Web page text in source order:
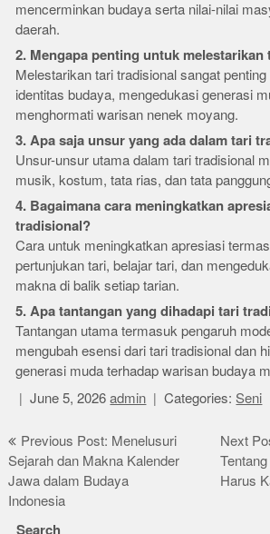
mencerminkan budaya serta nilai-nilai
daerah.
2. Mengapa penting untuk
Melestarikan tari tradisional sangat
identitas budaya, mengedukasi generasi
menghormati warisan nenek moyang.
3. Apa saja unsur yang ada dalam tari
Unsur-unsur utama dalam tari tradisional
musik, kostum, tata rias, dan tata
4. Bagaimana cara meningkatkan
tradisional?
Cara untuk meningkatkan apresiasi
pertunjukan tari, belajar tari, dan
makna di balik setiap tarian.
5. Apa tantangan yang dihadapi tari
Tantangan utama termasuk pengaruh
mengubah esensi dari tari tradisional dan
generasi muda terhadap warisan budaya
June 5, 2026 admin Categories:Seni
Post
navigation
Previous Post: Menelusuri
Sejarah dan Makna Kalender
Jawa dalam Budaya
Indonesia
Next
Harus
Search